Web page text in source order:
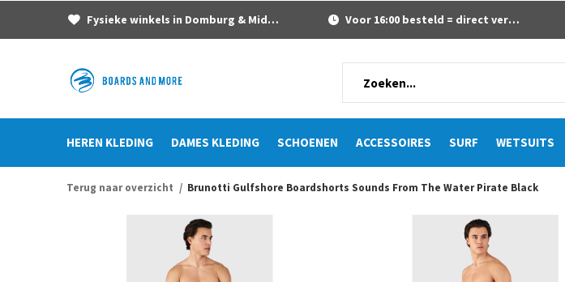
HEREN KLEDING DAMES KLEDING SCHOENEN ACCESSOIRES SURF WETSUITS
Fysieke winkels in Domburg & Middelburg Voor 16:00 besteld = direct verzonden
Terug naar overzicht Brunotti Gulfshore Boardshorts Sounds From The Water Pirate Black